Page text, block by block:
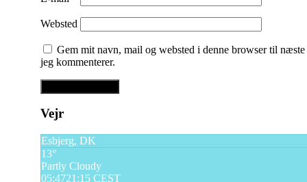
Websted
Gem mit navn, mail og websted i denne browser til næste
jeg kommenterer.
Vejr
Esbjerg, DK
13°
Partly Cloudy
05:4721:15 CEST